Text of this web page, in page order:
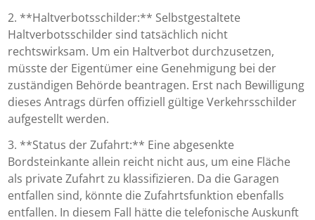
2. **Haltverbotsschilder:** Selbstgestaltete
Haltverbotsschilder sind tatsächlich nicht
rechtswirksam. Um ein Haltverbot durchzusetzen,
müsste der Eigentümer eine Genehmigung bei der
zuständigen Behörde beantragen. Erst nach Bewilligung
dieses Antrags dürfen offiziell gültige Verkehrsschilder
aufgestellt werden.
3. **Status der Zufahrt:** Eine abgesenkte
Bordsteinkante allein reicht nicht aus, um eine Fläche
als private Zufahrt zu klassifizieren. Da die Garagen
entfallen sind, könnte die Zufahrtsfunktion ebenfalls
entfallen. In diesem Fall hätte die telefonische Auskunft